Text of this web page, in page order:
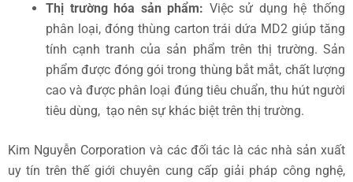
Thị trường hóa sản phẩm: Việc sử dụng hệ thống
phân loại, đóng thùng carton trái dứa MD2 giúp tăng
tính cạnh tranh của sản phẩm trên thị trường. Sản
phẩm được đóng gói trong thùng bắt mắt, chất lượng
cao và được phân loại đúng tiêu chuẩn, thu hút người
tiêu dùng, tạo nên sự khác biệt trên thị trường.
Kim Nguyễn Corporation và các đối tác là các nhà sản xuất
uy tín trên thế giới chuyên cung cấp giải pháp công nghệ,